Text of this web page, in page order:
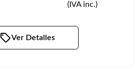
(IVA inc.)
Ver Detalles